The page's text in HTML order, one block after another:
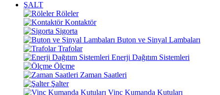
ŞALT
Röleler
Kontaktör
Sigorta
Buton ve Sinyal Lambaları
Trafolar
Enerji Dağıtım Sistemleri
Ölçme
Zaman Saatleri
Şalter
Vinç Kumanda Kutuları